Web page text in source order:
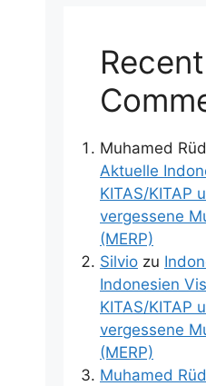
Recent
Muhamed
Aktuelle
KITAS/KITAP
vergessene
(MERP)
Silvio zu
Indonesien
KITAS/KITAP
vergessene
(MERP)
Muhamed